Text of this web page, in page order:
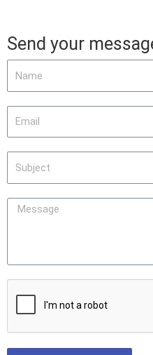
Send your